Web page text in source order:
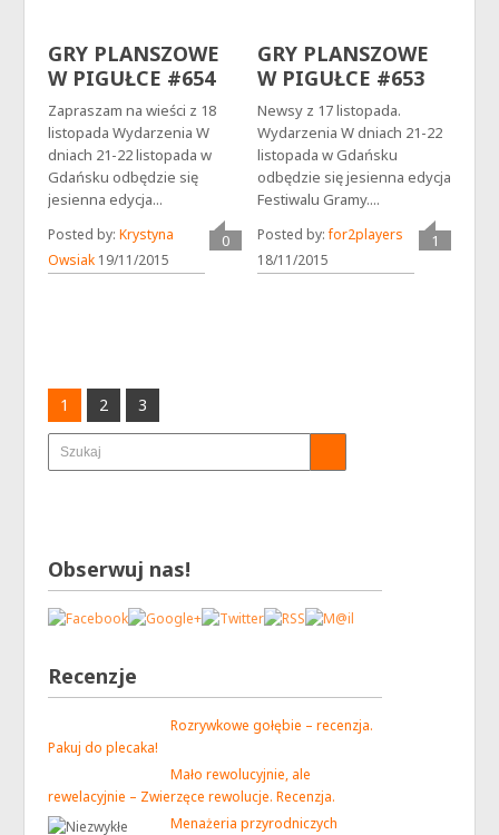
GRY PLANSZOWE
W PIGUŁCE #654
Zapraszam na wieści z 18
listopada Wydarzenia W
dniach 21-22 listopada w
Gdańsku odbędzie się
jesienna edycja...
Posted by: Krystyna
Owsiak 19/11/2015
0
GRY PLANSZOWE
W PIGUŁCE #653
Newsy z 17 listopada.
Wydarzenia W dniach 21-22
listopada w Gdańsku
odbędzie się jesienna edycja
Festiwalu Gramy....
Posted by:for2players
18/11/2015
1
1 2 3
Obserwuj nas!
Recenzje
Rozrywkowe gołębie – recenzja.
Pakuj do plecaka!
Mało rewolucyjnie, ale
rewelacyjnie – Zwierzęce rewolucje. Recenzja.
Menażeria przyrodniczych